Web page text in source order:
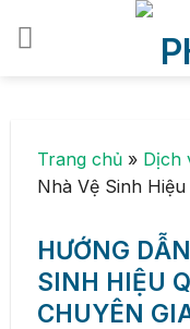
Trang chủ » Dịch
Nhà Vệ Sinh
HƯỚNG
SINH HIỆU
CHUYÊN